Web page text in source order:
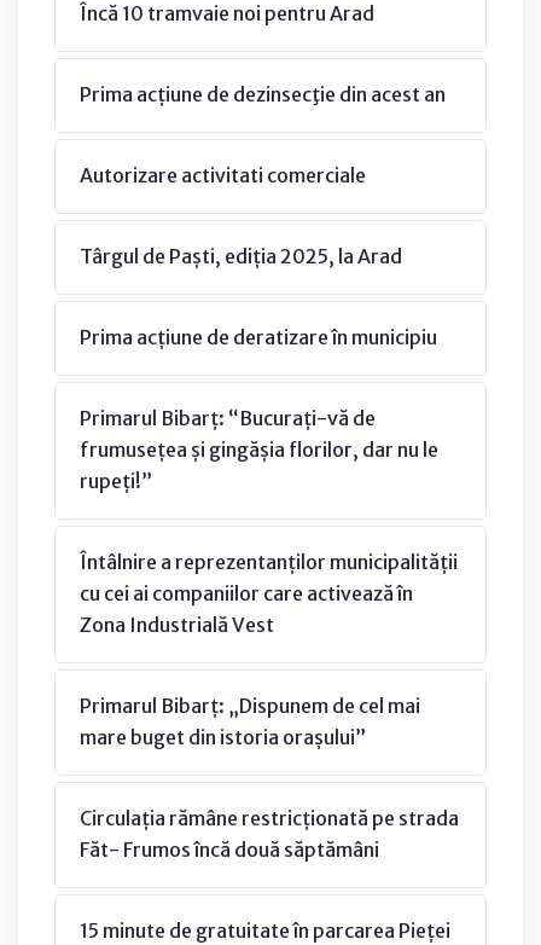
Încă 10 tramvaie noi pentru Arad
Prima acțiune de dezinsecţie din acest an
Autorizare activitati comerciale
Târgul de Paști, ediția 2025, la Arad
Prima acțiune de deratizare în municipiu
Primarul Bibarț: “Bucurați-vă de
frumusețea și gingășia florilor, dar nu le
rupeți!”
Întâlnire a reprezentanților municipalității
cu cei ai companiilor care activează în
Zona Industrială Vest
Primarul Bibarț: „Dispunem de cel mai
mare buget din istoria orașului”
Circulația rămâne restricționată pe strada
Făt- Frumos încă două săptămâni
15 minute de gratuitate în parcarea Pieței